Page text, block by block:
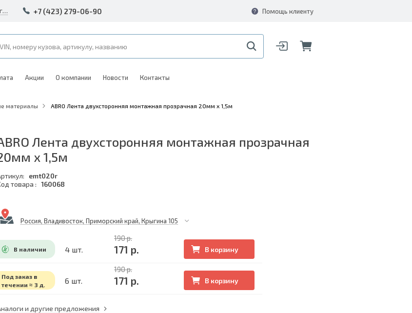
Россия, Владивосток, Приморский край, Крыгина 105 +7 (423) 279-06-90 Помощь клиенту
Акции О компании Новости Контакты
материалы ABRO Лента двухсторонняя монтажная прозрачная 20мм х 1,5м
Лента двухсторонняя монтажная прозрачная
х 1,5м
emt020r
товара : 160068
Россия, Владивосток, Приморский край, Крыгина 105
В наличии 4 шт.
190 р.
171 р. В корзину
Под заказ в
течении ≈ 3 д.
6 шт.
190 р.
171 р. В корзину
и другие предложения